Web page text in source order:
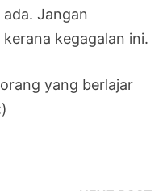
ada. Jangan
kegagalan ini.
yang berlajar